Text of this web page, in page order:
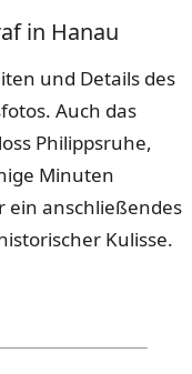
in Hanau
und Details des
Auch das
Philippsruhe,
Minuten
ein anschließendes
Kulisse.